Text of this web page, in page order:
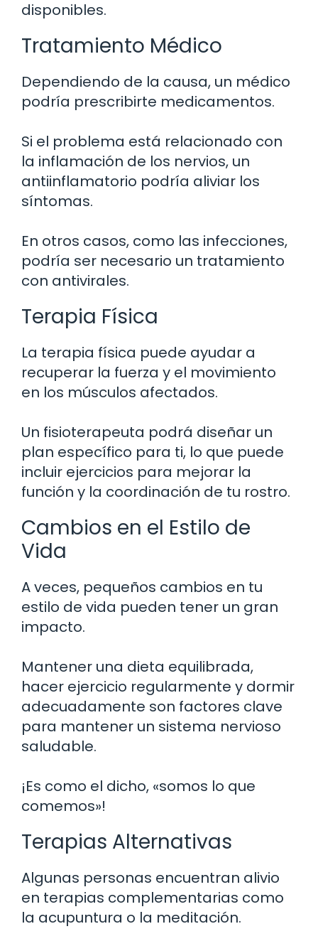
disponibles.
Tratamiento Médico
Dependiendo de la causa, un médico
podría prescribirte medicamentos.
Si el problema está relacionado con
la inflamación de los nervios, un
antiinflamatorio podría aliviar los
síntomas.
En otros casos, como las infecciones,
podría ser necesario un tratamiento
con antivirales.
Terapia Física
La terapia física puede ayudar a
recuperar la fuerza y el movimiento
en los músculos afectados.
Un fisioterapeuta podrá diseñar un
plan específico para ti, lo que puede
incluir ejercicios para mejorar la
función y la coordinación de tu rostro.
Cambios en el Estilo de
Vida
A veces, pequeños cambios en tu
estilo de vida pueden tener un gran
impacto.
Mantener una dieta equilibrada,
hacer ejercicio regularmente y dormir
adecuadamente son factores clave
para mantener un sistema nervioso
saludable.
¡Es como el dicho, «somos lo que
comemos»!
Terapias Alternativas
Algunas personas encuentran alivio
en terapias complementarias como
la acupuntura o la meditación.